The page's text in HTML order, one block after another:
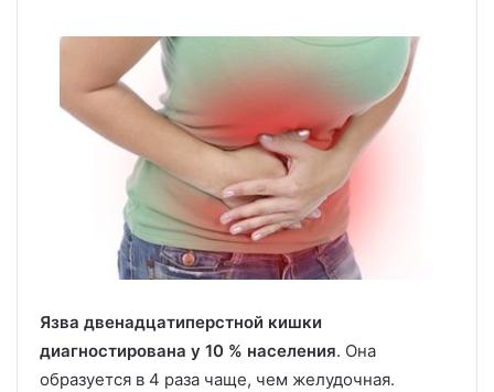
Язва двенадцатиперстной кишки
диагностирована у 10 % населения. Она
образуется в 4 раза чаще, чем желудочная.